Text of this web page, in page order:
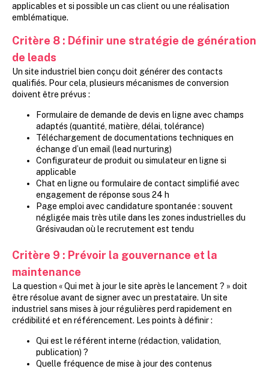
applicables et si possible un cas client ou une réalisation
emblématique.
Critère 8 : Définir une stratégie de génération
de leads
Un site industriel bien conçu doit générer des contacts
qualifiés. Pour cela, plusieurs mécanismes de conversion
doivent être prévus :
Formulaire de demande de devis en ligne avec champs
adaptés (quantité, matière, délai, tolérance)
Téléchargement de documentations techniques en
échange d’un email (lead nurturing)
Configurateur de produit ou simulateur en ligne si
applicable
Chat en ligne ou formulaire de contact simplifié avec
engagement de réponse sous 24 h
Page emploi avec candidature spontanée : souvent
négligée mais très utile dans les zones industrielles du
Grésivaudan où le recrutement est tendu
Critère 9 : Prévoir la gouvernance et la
maintenance
La question « Qui met à jour le site après le lancement ? » doit
être résolue avant de signer avec un prestataire. Un site
industriel sans mises à jour régulières perd rapidement en
crédibilité et en référencement. Les points à définir :
Qui est le référent interne (rédaction, validation,
publication) ?
Quelle fréquence de mise à jour des contenus